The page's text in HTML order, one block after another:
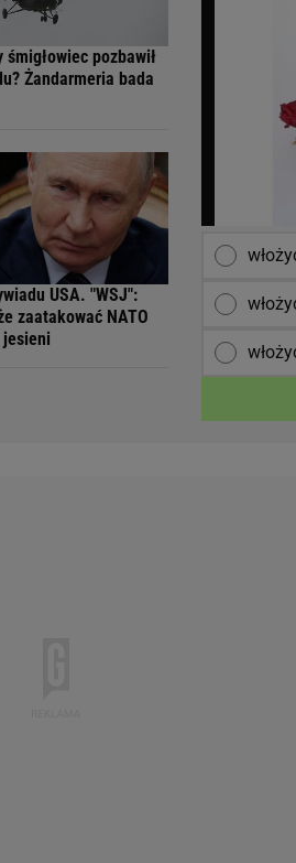
śmigłowiec pozbawił
Żandarmeria bada
USA. "WSJ":
zaatakować NATO